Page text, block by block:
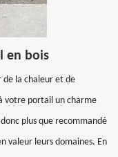
en bois
la chaleur et de
votre portail un charme
plus que recommandé
valeur leurs domaines. En